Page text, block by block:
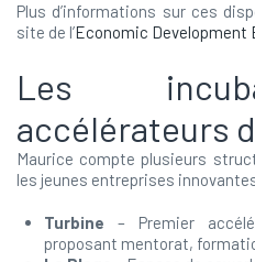
Plus d’informations sur ces
site de l’Economic Development
Les
accélérateurs
Maurice compte plusieurs
les jeunes entreprises
Turbine – Premier
proposant mentorat,